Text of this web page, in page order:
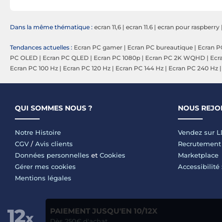
Dans la même thématique : ecran 11,6 | ecran 11.6 | ecran pour raspberry |
Tendances actuelles : Ecran PC gamer | Ecran PC bureautique | Ecran
PC OLED | Ecran PC QLED | Ecran PC 1080p | Ecran PC 2K WQHD |
Ecran PC 100 Hz | Ecran PC 120 Hz | Ecran PC 144 Hz | Ecran PC 240 Hz |
QUI SOMMES NOUS ?
Notre Histoire
CGV / Avis clients
Données personnelles et Cookies
Gérer mes cookies
Mentions légales
NOUS
Vendez sur
Recrutement
Marketplace
Accessibilité
PAIEMENT JUSQU'EN 10/12X